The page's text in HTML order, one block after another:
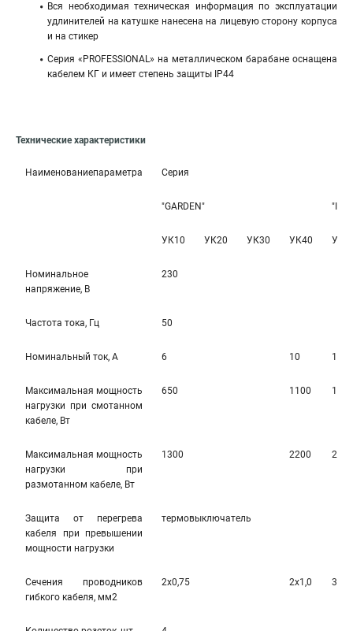
Вся необходимая техническая информация по эксплуатации
удлинителей на катушке нанесена на лицевую сторону корпуса
и на стикер
Серия «PROFESSIONAL» на металлическом барабане оснащена
кабелем КГ и имеет степень защиты IP44
Технические характеристики
Наименованиепараметра Серия
"GARDEN"
УК10 УК20 УК30 УК40
Номинальное
напряжение, В
230
Частота тока, Гц 50
Номинальный ток, А 6 10 10
Максимальная мощность
нагрузки при смотанном
кабеле, Вт
650 1100 1100
Максимальная мощность
нагрузки при
размотанном кабеле, Вт
1300 2200 2200
Защита от перегрева
кабеля при превышении
мощности нагрузки
термовыключатель
Сечения проводников
гибкого кабеля, мм2
2х0,75 2х1,0